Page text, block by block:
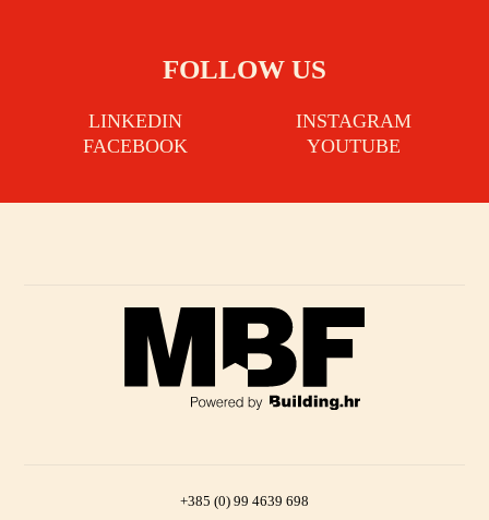
FOLLOW US
LINKEDIN
INSTAGRAM
FACEBOOK
YOUTUBE
+385 (0) 99 4639 698